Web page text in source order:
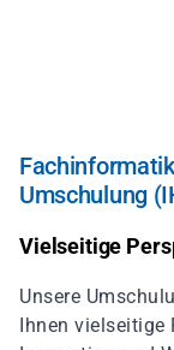
Umschulung
Vielseitige
Unsere
Ihnen vielseitige